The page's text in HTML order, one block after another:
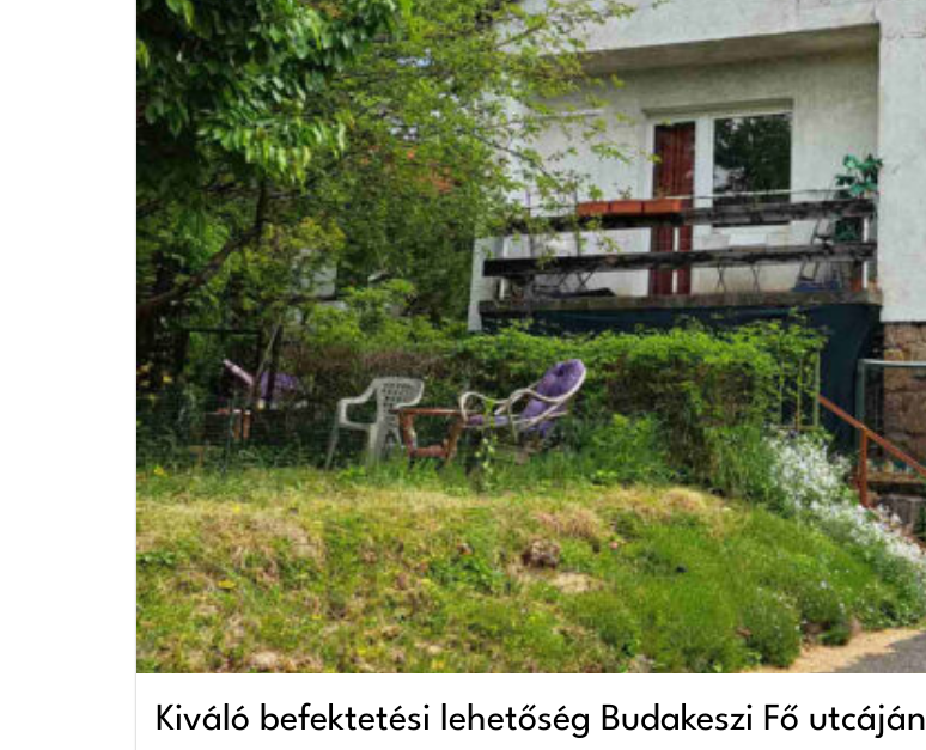
Kiváló befektetési lehetőség Budakeszi Fő utcáján